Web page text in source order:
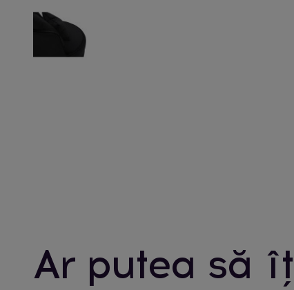
Ar putea să